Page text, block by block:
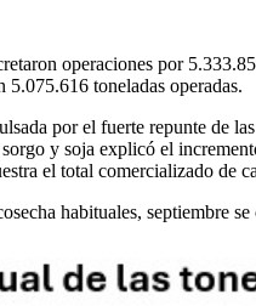
operaciones por
toneladas operadas.
por el fuerte repunte de
y soja explicó el
el total comercializado de
habituales, septiembre